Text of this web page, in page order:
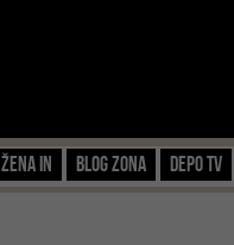
Žena IN Blog zona Depo TV